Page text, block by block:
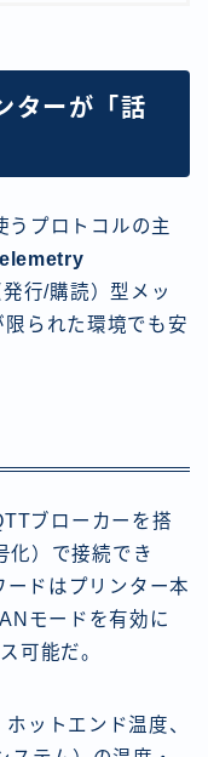
ターが「話
プロトコルの主
行/購読）型メッ
られた環境でも安
ブローカーを搭
化）で接続でき
ドはプリンター本
モードを有効に
可能だ。
ットエンド温度、